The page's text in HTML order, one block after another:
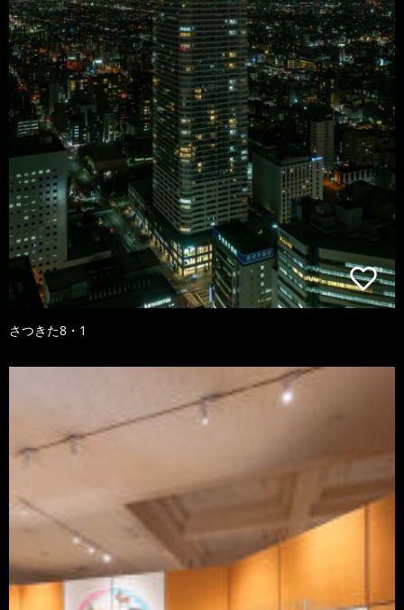
さつきた8・1